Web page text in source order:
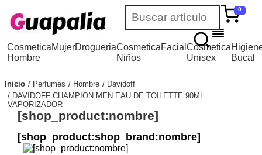
0
Cosmetica
Hombre
MujerDrogueriaCosmetica
Niños
FacialCosmetica
Unisex
Bucal
Inicio Perfumes Hombre
Davidoff
DAVIDOFF CHAMPION MEN EAU DE TOILETTE 90ML
VAPORIZADOR
[shop_product:nombre]
[shop_product:shop_brand:nombre]